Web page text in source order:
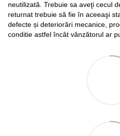
neutilizată. Trebuie sa aveţi cecul
returnat trebuie să fie în aceeaşi
defecte și deteriorări mecanice,
conditie astfel încât vânzătorul ar